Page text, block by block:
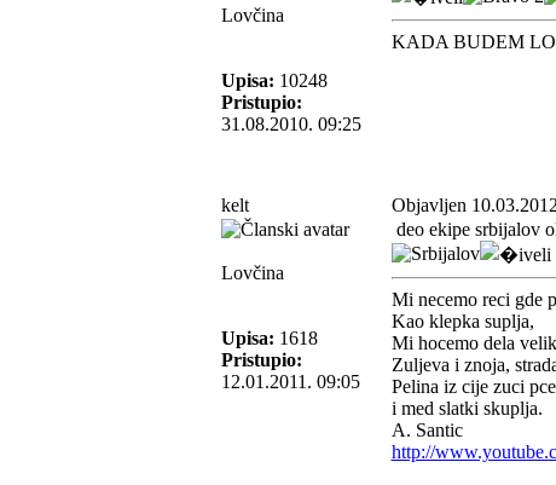
Lovčina
Upisa: 10248
Pristupio:
31.08.2010. 09:25
KADA BUDEM
kelt Objavljen
Lovčina
Upisa: 1618
Pristupio:
12.01.2011. 09:05
deo ekipe srbijalov
Mi necemo reci gde
Kao klepka suplja,
Mi hocemo dela
Zuljeva i znoja,
Pelina iz cije zuci
i med slatki skuplja.
A. Santic
http://